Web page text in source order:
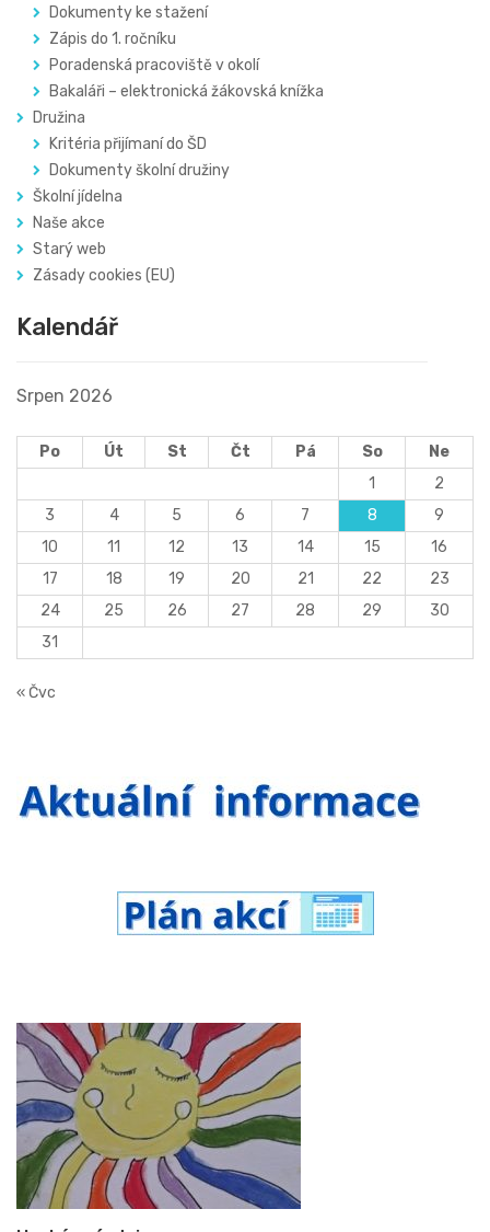
Dokumenty ke stažení
Zápis do 1. ročníku
Poradenská pracoviště v okolí
Bakaláři – elektronická žákovská knížka
Družina
Kritéria přijímaní do ŠD
Dokumenty školní družiny
Školní jídelna
Naše akce
Starý web
Zásady cookies (EU)
Kalendář
Srpen 2026
Po Út St Čt Pá So
Ne
1
2
3
4 5 6 7 8
9
10
11 12 13 14 15
16
17
18 19 20 21 22
23
24
25 26 27 28 29
30
31
« Čvc